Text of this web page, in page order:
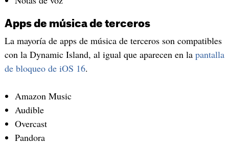
Apps de música de terceros
La mayoría de apps de música de terceros son compatibles
con la Dynamic Island, al igual que aparecen en la pantalla
de bloqueo de iOS 16.
Amazon Music
Audible
Overcast
Pandora